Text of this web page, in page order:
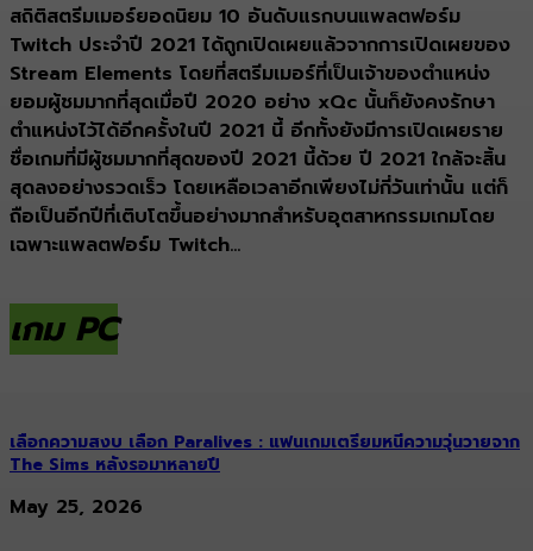
สถิติสตรีมเมอร์ยอดนิยม 10 อันดับแรกบนแพลตฟอร์ม
Twitch ประจำปี 2021 ได้ถูกเปิดเผยแล้วจากการเปิดเผยของ
Stream Elements โดยที่สตรีมเมอร์ที่เป็นเจ้าของตำแหน่ง
ยอมผู้ชมมากที่สุดเมื่อปี 2020 อย่าง xQc นั้นก็ยังคงรักษา
ตำแหน่งไว้ได้อีกครั้งในปี 2021 นี้ อีกทั้งยังมีการเปิดเผยราย
ชื่อเกมที่มีผู้ชมมากที่สุดของปี 2021 นี้ด้วย ปี 2021 ใกล้จะสิ้น
สุดลงอย่างรวดเร็ว โดยเหลือเวลาอีกเพียงไม่กี่วันเท่านั้น แต่ก็
ถือเป็นอีกปีที่เติบโตขึ้นอย่างมากสำหรับอุตสาหกรรมเกมโดย
เฉพาะแพลตฟอร์ม Twitch...
เกม PC
เลือกความสงบ เลือก Paralives : แฟนเกมเตรียมหนีความวุ่นวายจาก
The Sims หลังรอมาหลายปี
May 25, 2026